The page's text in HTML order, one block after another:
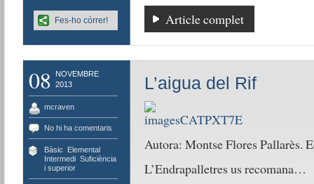
Article complet
Fes-ho córrer!
08
NOVEMBRE
2013
mcraven
No hi ha comentaris
Bàsic Elemental,
Intermedi, Suficiència
i superior
L’aigua del Rif
Autora: Montse Flores Pallarès.
L’Endrapalletres us recomana…